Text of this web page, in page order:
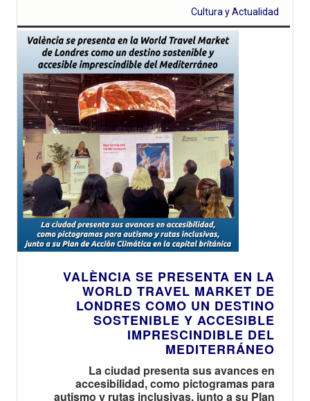
Cultura y Actualidad
VALÈNCIA SE PRESENTA EN LA
WORLD TRAVEL MARKET DE
LONDRES COMO UN DESTINO
SOSTENIBLE Y ACCESIBLE
IMPRESCINDIBLE DEL
MEDITERRÁNEO
La ciudad presenta sus avances en
accesibilidad, como pictogramas para
autismo y rutas inclusivas, junto a su Plan